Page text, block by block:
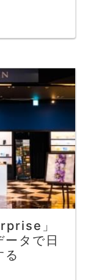
」
タで日
る